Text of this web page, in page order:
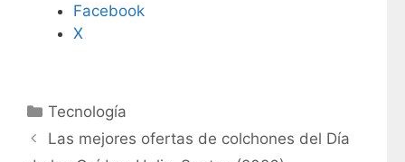
Facebook
X
C
a
Tecnología
Las mejores ofertas de colchones del Día